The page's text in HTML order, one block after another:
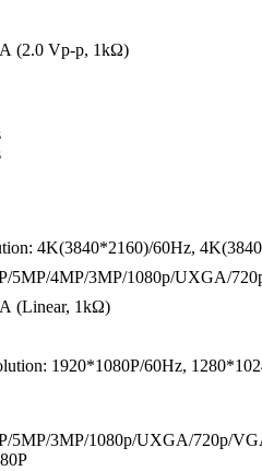
(2.0 Vp-p, 1kΩ)
4K(3840*2160)/60Hz,
5MP/4MP/3MP/1080p/UXGA/
(Linear, 1kΩ)
1920*1080P/60Hz,
5MP/3MP/1080p/UXGA/720p/